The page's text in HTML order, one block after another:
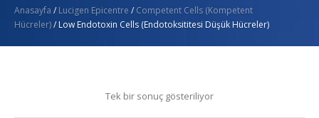
Anasayfa /Lucigen Epicentre / Competent Cells (Kompetent
Hücreler)/ Low Endotoxin Cells (Endotoksititesi Düşük Hücreler)
Tek bir sonuç gösteriliyor